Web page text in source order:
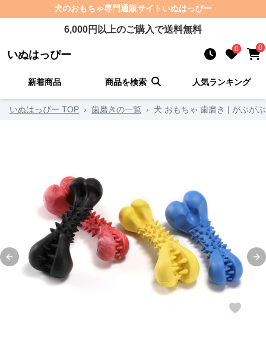
犬のおもちゃ専門通販サイト いぬはっぴー
6,000円以上のご購入で送料無料
いぬはっぴー 0 0
新着商品 商品を検索 人気ランキング
いぬはっぴー TOP › 歯磨きの一覧 › 犬 おもちゃ 歯磨き | がぶが
Previous slide